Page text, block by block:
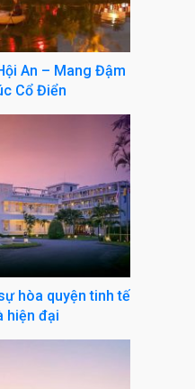
An – Mang Đậm
Cổ Điển
hòa quyện tinh tế
hiện đại